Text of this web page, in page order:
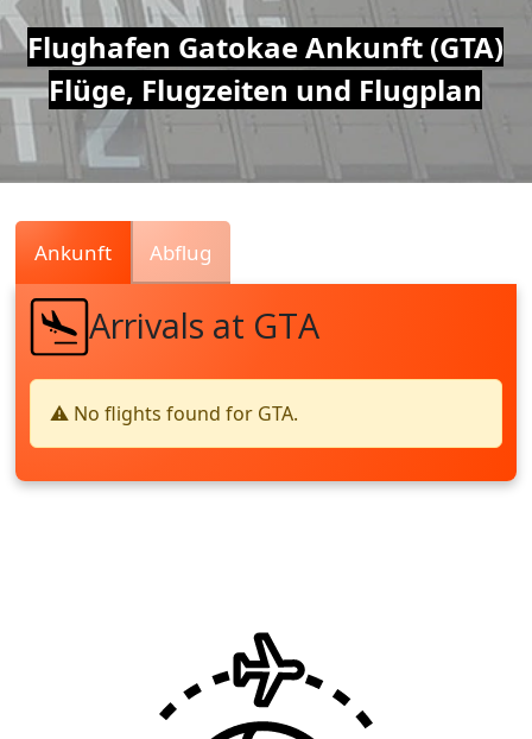
Air
Traffic
Live
Flughafen Gatokae Ankunft (GTA)
Flüge, Flugzeiten und Flugplan
Ankunft Abflug
Arrivals at GTA
⚠️ No flights found for GTA.